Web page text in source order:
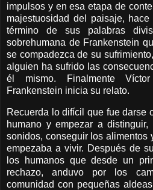
impulsos y en esa etapa de
majestuosidad del paisaje,
término de sus palabras
sobrehumana de Frankenstein
se compadezca de su
alguien ha sufrido las
él mismo. Finalmente
Frankenstein inicia su relato.
Recuerda lo difícil que fue darse
humano y empezar a
sonidos, conseguir los alimentos
empezaba a vivir. Después de
los humanos que desde un
rechazo, anduvo por los
comunidad con pequeñas